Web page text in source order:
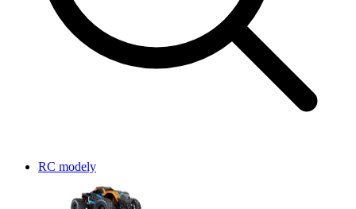
RC modely